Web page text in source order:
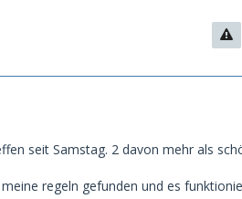
seit Samstag. 2 davon mehr als
regeln gefunden und es